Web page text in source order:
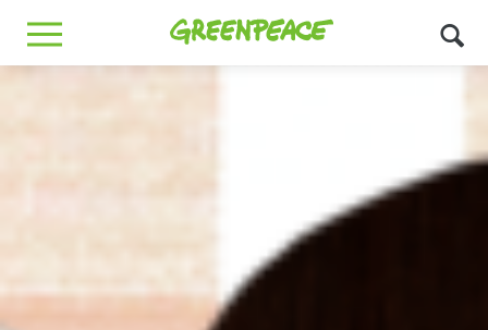
Greenpeace
MENU